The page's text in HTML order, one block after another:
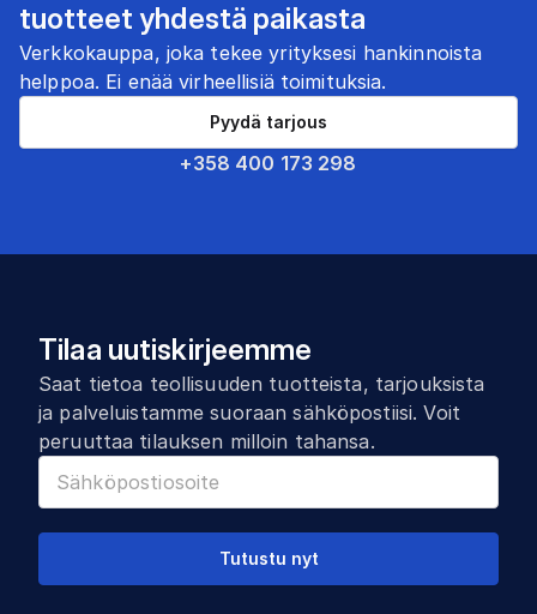
tuotteet yhdestä paikasta
Verkkokauppa, joka tekee yrityksesi hankinnoista
helppoa. Ei enää virheellisiä toimituksia.
+358 400 173 298
Pyydä tarjous
Tilaa uutiskirjeemme
Saat tietoa teollisuuden tuotteista, tarjouksista
ja palveluistamme suoraan sähköpostiisi. Voit
peruuttaa tilauksen milloin tahansa.
Tutustu nyt